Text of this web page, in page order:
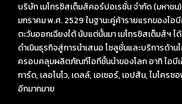
บริษัท เมโทรซิสเต็มส์คอร์ปอเรชั่น จำกัด (มหาชน
มกราคม พ.ศ. 2529 ในฐานะคู่ค้ารายแรกของไอบี
ตะวันออกเฉียงใต้ นับแต่นั้นมา เมโทรซิสเต็มส์ฯ
ดำเนินธุรกิจสู่การนำเสนอ โซลูชั่นและบริการด้า
ครอบคลุมผลิตภัณฑ์ไอทีชั้นนำของโลก อาทิ ไอบี
การ์ด, เลอโนโว, เดลล์, เอเซอร์, เอปสัน, ไมโครซ
อีกมากมาย